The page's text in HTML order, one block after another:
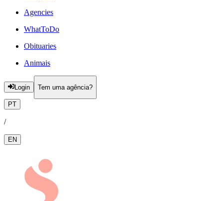
Agencies
WhatToDo
Obituaries
Animais
Login Tem uma agência?
PT
/
EN